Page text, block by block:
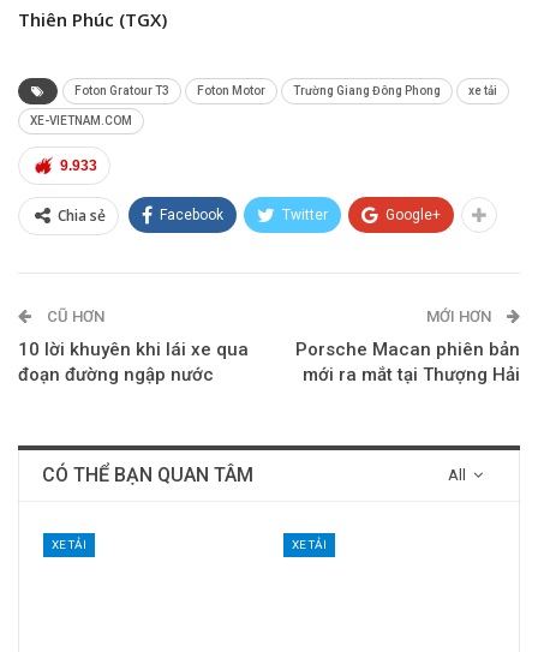
Thiên Phúc (TGX)
Foton Gratour T3 Foton Motor Trường Giang Đông Phong xe tải
XE-VIETNAM.COM
9.933
Chia sẻ Facebook Twitter Google+
CŨ HƠN
10 lời khuyên khi lái xe qua
đoạn đường ngập nước
MỚI HƠN
Porsche Macan phiên bản
mới ra mắt tại Thượng Hải
All
CÓ THỂ BẠN QUAN TÂM
XE TẢI XE TẢI